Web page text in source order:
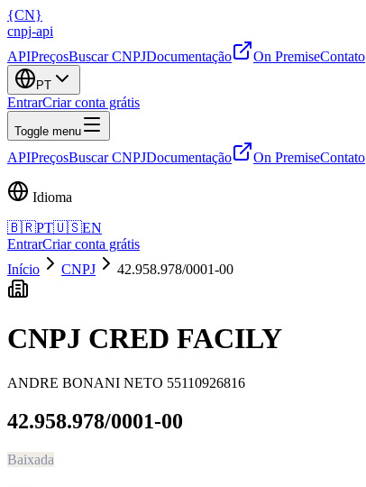
{CN}
cnpj-api
APIPreçosBuscar CNPJDocumentação On PremiseContato
PT
EntrarCriar conta grátis
Toggle menu
APIPreçosBuscar CNPJDocumentação On PremiseContato
Idioma
🇧🇷PT🇺🇸EN
EntrarCriar conta grátis
Início
CNPJ 42.958.978/0001-00
CNPJ CRED FACILY
ANDRE BONANI NETO 55110926816
42.958.978/0001-00
Baixada